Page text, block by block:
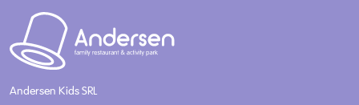
Andersen Kids SRL